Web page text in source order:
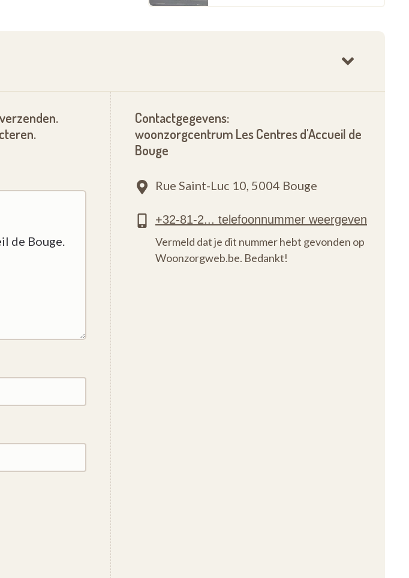
Contactgegevens:
woonzorgcentrum Les Centres d'Accueil de
Bouge
Rue Saint-Luc 10, 5004 Bouge
Vermeld dat je dit nummer hebt gevonden op
Woonzorgweb.be. Bedankt!